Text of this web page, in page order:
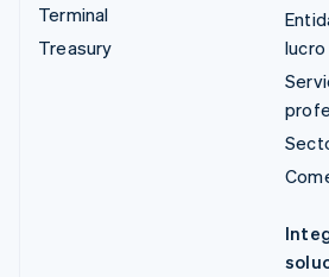
Terminal
Treasury
lucro